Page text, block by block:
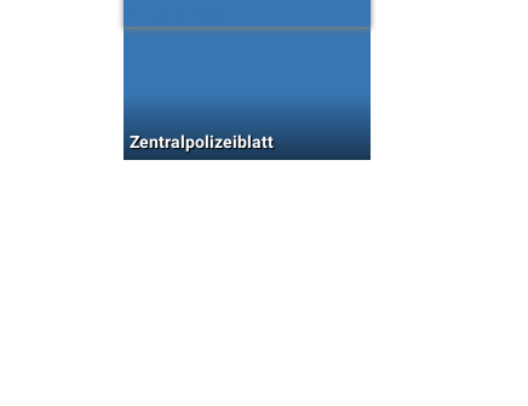
Zentralpolizeiblatt